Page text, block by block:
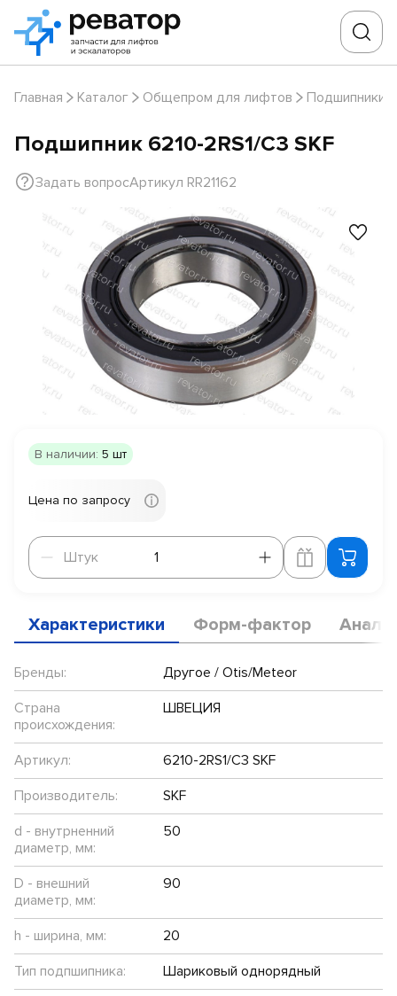
Главная Каталог Общепром для лифтов Подшипники
Подшипник 6210-2RS1/С3 SKF
Задать вопросАртикул RR21162
В наличии: 5 шт
Цена по запросу
Штук
Штук
Характеристики Форм-фактор
Бренды:
Другое / Otis/Meteor
Страна
происхождения:
ШВЕЦИЯ
Артикул:
6210-2RS1/С3 SKF
Производитель:
SKF
d - внутрненний
диаметр, мм:
50
D - внешний
диаметр, мм:
90
h - ширина, мм:
20
Тип подпшипника:
Шариковый однорядный